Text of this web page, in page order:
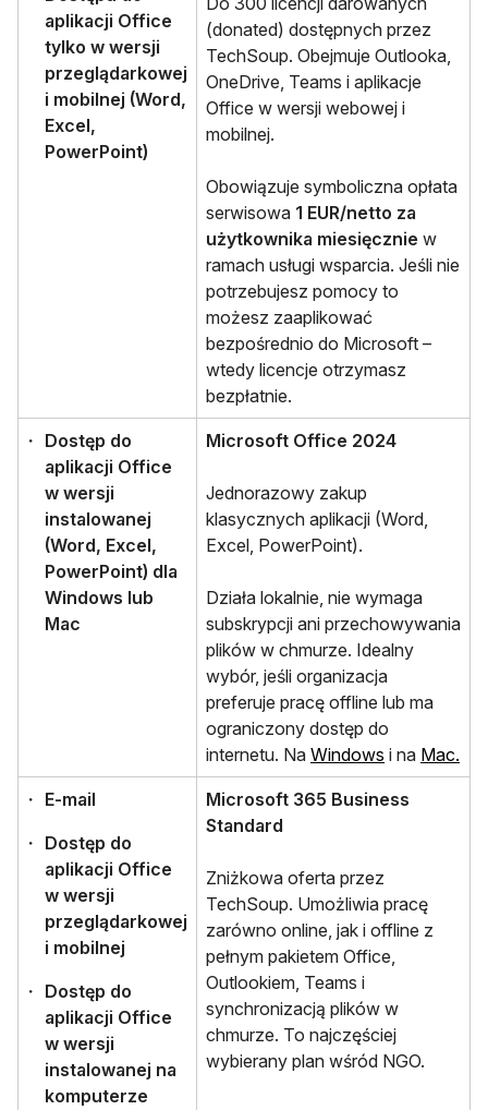
aplikacji Office
tylko w wersji
przeglądarkowej
i mobilnej (Word,
Excel,
PowerPoint)
(donated) dostępnych przez
TechSoup. Obejmuje Outlooka,
OneDrive, Teams i aplikacje
Office w wersji webowej i
mobilnej.
Obowiązuje symboliczna opłata
serwisowa 1 EUR/netto za
użytkownika miesięcznie w
ramach usługi wsparcia. Jeśli nie
potrzebujesz pomocy to
możesz zaaplikować
bezpośrednio do Microsoft –
wtedy licencje otrzymasz
bezpłatnie.
Dostęp do
aplikacji Office
w wersji
instalowanej
(Word, Excel,
PowerPoint) dla
Windows lub
Mac
Microsoft Office 2024
Jednorazowy zakup
klasycznych aplikacji (Word,
Excel, PowerPoint).
Działa lokalnie, nie wymaga
subskrypcji ani przechowywania
plików w chmurze. Idealny
wybór, jeśli organizacja
preferuje pracę offline lub ma
ograniczony dostęp do
internetu. Na Windows i na Mac.
E-mail
Dostęp do
aplikacji Office
w wersji
przeglądarkowej
i mobilnej
Dostęp do
aplikacji Office
w wersji
instalowanej na
komputerze
Microsoft 365 Business
Standard
Zniżkowa oferta przez
TechSoup. Umożliwia pracę
zarówno online, jak i offline z
pełnym pakietem Office,
Outlookiem, Teams i
synchronizacją plików w
chmurze. To najczęściej
wybierany plan wśród NGO.